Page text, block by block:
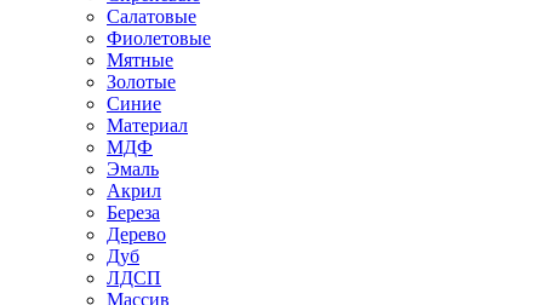
Салатовые
Фиолетовые
Мятные
Золотые
Синие
Материал
МДФ
Эмаль
Акрил
Береза
Дерево
Дуб
ЛДСП
Массив